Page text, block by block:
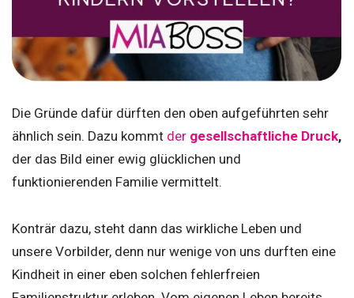
Die Gründe dafür dürften den oben aufgeführten sehr
ähnlich sein. Dazu kommt der gesellschaftliche Druck,
der das Bild einer ewig glücklichen und
funktionierenden Familie vermittelt.
Konträr dazu, steht dann das wirkliche Leben und
unsere Vorbilder, denn nur wenige von uns durften eine
Kindheit in einer eben solchen fehlerfreien